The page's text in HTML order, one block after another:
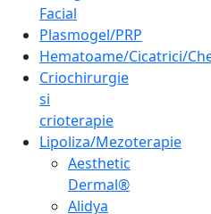
Facial
Plasmogel/PRP
Hematoame/Cicatrici/
Criochirurgie
si
crioterapie
Lipoliza/Mezoterapie
Aesthetic
Dermal®
Alidya